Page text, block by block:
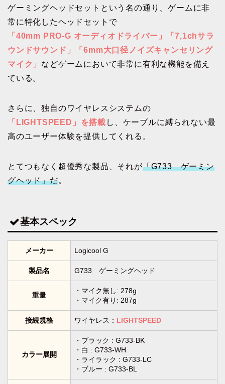
ゲーミングヘッドセットという名の通り、ゲームに非
常に特化したヘッドセットで
「40mm PRO-G オーディオドライバー」「7,1chサラ
ウンドサウンド」「6mm大口径ノイズキャンセリング
マイク」 などゲームにおいて非常に有利な機能を備え
ている。
さらに、独自のワイヤレスシステムの
「LIGHTSPEED」を搭載 し、ケーブルに縛られない最
高のユーザー体験を提供してくれる。
とてつもなく超優秀な製品、それが「G733 ゲーミン
グヘッド」だ。
基本スペック
メーカー Logicool G
製品名 G733 ゲーミングヘッド
重量
・マイク無し: 278g
・マイク有り: 287g
接続規格 ワイヤレス： LIGHTSPEED
カラー展開
・ブラック : G733-BK
・白 : G733-WH
・ライラック : G733-LC
・ブルー : G733-BL